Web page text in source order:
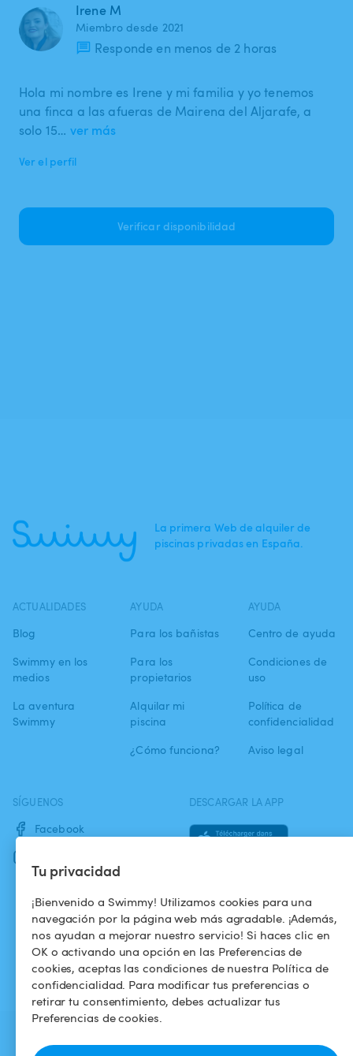
Tu privacidad
¡Bienvenido a Swimmy! Utilizamos cookies para una
navegación por la página web más agradable. ¡Además,
nos ayudan a mejorar nuestro servicio! Si haces clic en
OK o activando una opción en las Preferencias de
cookies, aceptas las condiciones de nuestra Política de
confidencialidad. Para modificar tus preferencias o
retirar tu consentimiento, debes actualizar tus
Preferencias de cookies.
Irene M
Miembro desde 2021
Responde en menos de 2 horas
Hola mi nombre es Irene y mi familia y yo tenemos
una finca a las afueras de Mairena del Aljarafe, a
solo 15… ver más
Ver el perfil
Verificar disponibilidad
La primera Web de alquiler de
piscinas privadas en España.
ACTUALIDADES
Blog
Swimmy en los
medios
La aventura
Swimmy
AYUDA
Para los bañistas
Para los
propietarios
Alquilar mi
piscina
¿Cómo funciona?
AYUDA
Centro de ayuda
Condiciones de
uso
Política de
confidencialidad
Aviso legal
SÍGUENOS
Facebook
DESCARGAR LA APP